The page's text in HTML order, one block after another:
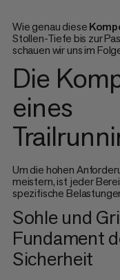
Wie genau diese
Stollen-Tiefe bis zur
schauen wir uns im
Die
eines
Um die hohen
meistern, ist jeder
spezifische
Sohle und
Fundament
Sicherheit